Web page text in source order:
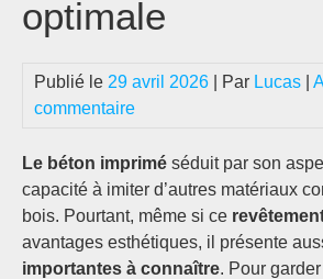
optimale
Publié le 29 avril 2026 | Par Lucas
commentaire
Le béton imprimé séduit par son
capacité à imiter d’autres matériaux
bois. Pourtant, même si ce
avantages esthétiques, il présente
importantes à connaître. Pour